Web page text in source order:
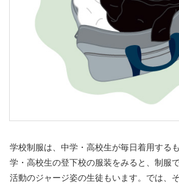
学校制服は、中学・高校生が毎日着用する
学・高校生の登下校の服装をみると、制服
活動のジャージ姿の生徒もいます。では、